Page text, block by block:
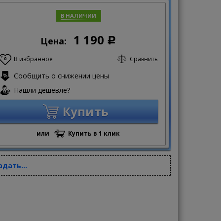
В НАЛИЧИИ
Цена: 1 190 Р
0 В избранное Сравнить
Сообщить о снижении цены
Нашли дешевле?
Купить
или Купить в 1 клик